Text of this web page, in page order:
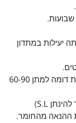
יעילות במתדון
• סובוטקס במינון 8-12 מ"ג ליום הראה יעילות דומה למתן 60-90
• על מנת למנוע הזרקה של סובוטקס (שצריך להינתן S.L)